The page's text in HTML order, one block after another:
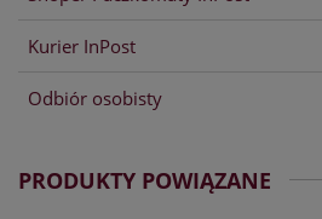
Kurier InPost
Odbiór osobisty
PRODUKTY POWIĄZANE